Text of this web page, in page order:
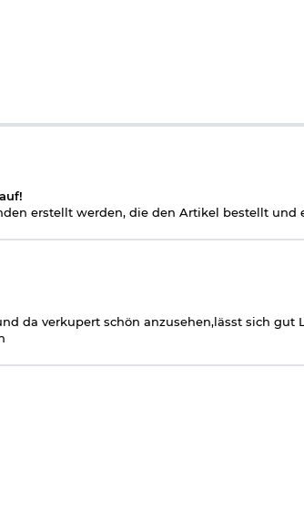
als Marke Walther verwendet. Der
erstellt werden, die den Artikel bestellt und
da verkupert schön anzusehen,lässt sich